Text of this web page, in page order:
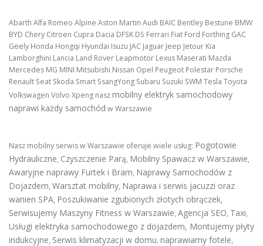
Abarth Alfa Romeo Alpine Aston Martin Audi BAIC Bentley Bestune BMW
BYD Chery Citroen Cupra Dacia DFSK DS Ferrari Fiat Ford Forthing GAC
Geely Honda Hongqi Hyundai Isuzu JAC Jaguar Jeep Jetour Kia
Lamborghini Lancia Land Rover Leapmotor Lexus Maserati Mazda
Mercedes MG MINI Mitsubishi Nissan Opel Peugeot Polestar Porsche
Renault Seat Skoda Smart SsangYong Subaru Suzuki SWM Tesla Toyota
Volkswagen Volvo Xpeng naszmobilny elektryk samochodowy
naprawi każdy samochód w Warszawie
Nasz mobilny serwis w Warszawie oferuje wiele usług: Pogotowie
Hydrauliczne, Czyszczenie Parą, Mobilny Spawacz w Warszawie,
Awaryjne naprawy Furtek i Bram, Naprawy Samochodów z
Dojazdem, Warsztat mobilny, Naprawa i serwis jacuzzi oraz
wanien SPA, Poszukiwanie zgubionych złotych obrączek,
Serwisujemy Maszyny Fitness w Warszawie, Agencja SEO, Taxi,
Usługi elektryka samochodowego z dojazdem, Montujemy płyty
indukcyjne, Serwis klimatyzacji w domu, naprawiamy fotele,